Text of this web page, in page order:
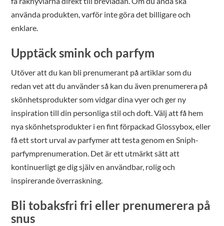
använda produkten, varför inte göra det billigare och
enklare.
Upptäck smink och parfym
Utöver att du kan bli prenumerant på artiklar som du
redan vet att du använder så kan du även prenumerera på
skönhetsprodukter som vidgar dina vyer och ger ny
inspiration till din personliga stil och doft. Välj att få hem
nya skönhetsprodukter i en fint förpackad Glossybox, eller
få ett stort urval av parfymer att testa genom en Sniph-
parfymprenumeration. Det är ett utmärkt sätt att
kontinuerligt ge dig själv en användbar, rolig och
inspirerande överraskning.
Bli tobaksfri fri eller prenumerera på
snus